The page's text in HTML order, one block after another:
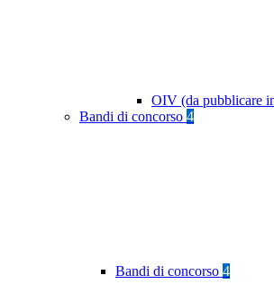
OIV (da pubblicare
Bandi di concorso 4
Bandi di concorso 4